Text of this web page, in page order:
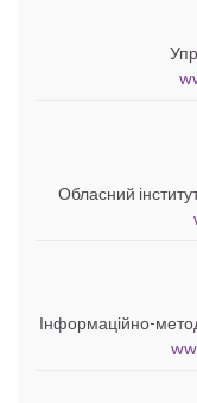
Обласний
Інформаційно-